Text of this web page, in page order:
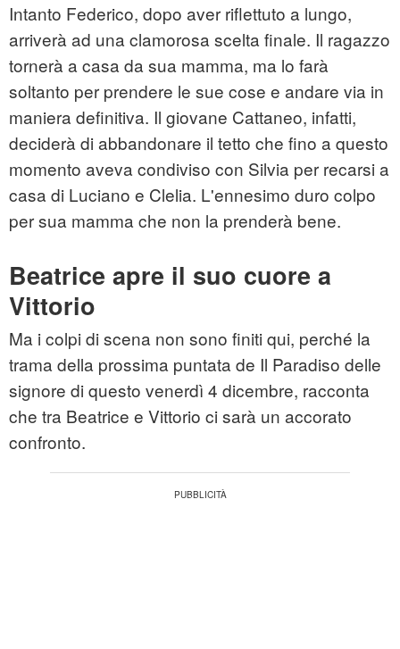
Intanto Federico, dopo aver riflettuto a lungo,
arriverà ad una clamorosa scelta finale. Il ragazzo
tornerà a casa da sua mamma, ma lo farà
soltanto per prendere le sue cose e andare via in
maniera definitiva. Il giovane Cattaneo, infatti,
deciderà di abbandonare il tetto che fino a questo
momento aveva condiviso con Silvia per recarsi a
casa di Luciano e Clelia. L'ennesimo duro colpo
per sua mamma che non la prenderà bene.
Beatrice apre il suo cuore a
Vittorio
Ma i colpi di scena non sono finiti qui, perché la
trama della prossima puntata de Il Paradiso delle
signore di questo venerdì 4 dicembre, racconta
che tra Beatrice e Vittorio ci sarà un accorato
confronto.